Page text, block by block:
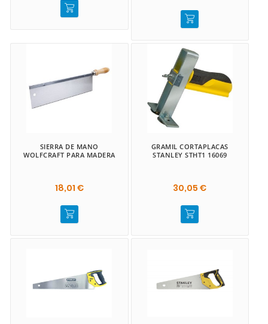
SIERRA DE MANO
WOLFCRAFT PARA MADERA
18,01 €
GRAMIL CORTAPLACAS
STANLEY STHT1 16069
30,05 €